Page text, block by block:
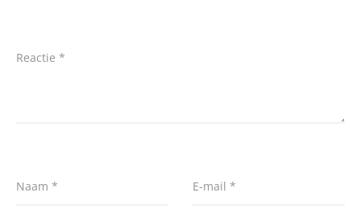
Reactie *
Naam * E-mail *